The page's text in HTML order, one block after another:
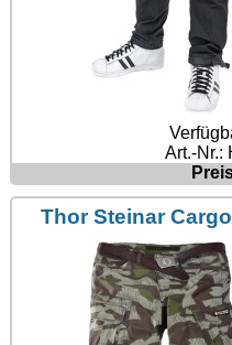
Art.-Nr.:
Thor Steinar